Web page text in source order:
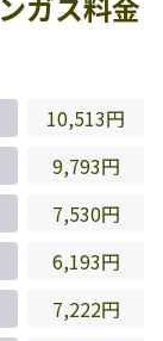
10,513円
9,793円
7,530円
6,193円
7,222円